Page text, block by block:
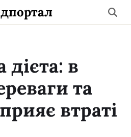
в
та
втраті